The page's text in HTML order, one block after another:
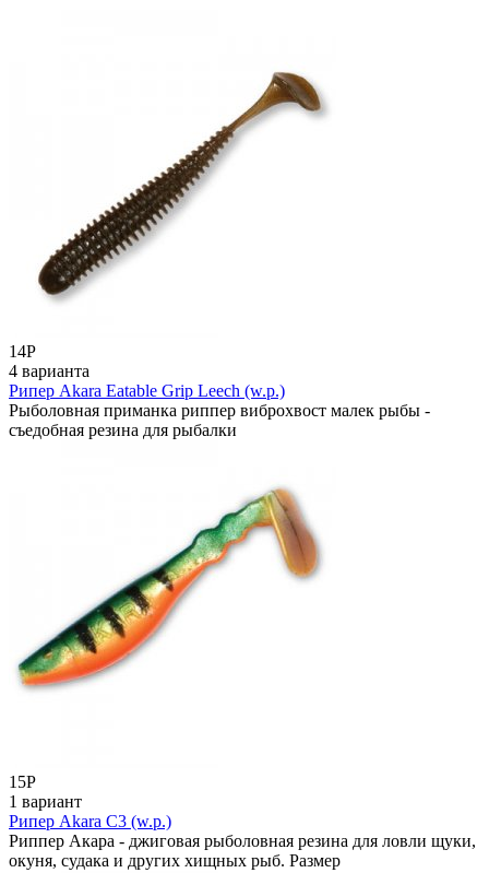
14Р
4 варианта
Рипер Akara Eatable Grip Leech (w.p.)
Рыболовная приманка риппер виброхвост малек рыбы -
съедобная резина для рыбалки
15Р
1 вариант
Рипер Akara C3 (w.p.)
Риппер Акара - джиговая рыболовная резина для ловли щуки,
окуня, судака и других хищных рыб. Размер